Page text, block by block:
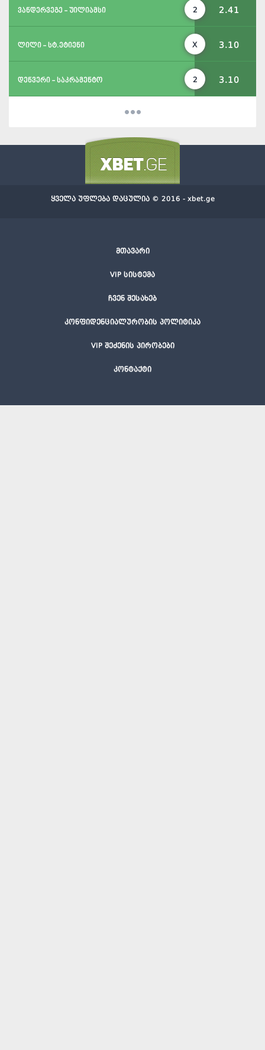
ვანდერვეგე - უილიამსი 2 2.41
ლილი - სტ.ეტიენი X 3.10
დენვერი - საკრამენტო 2 3.10
მთავარი
VIP სისტემა
ჩვენ შესახებ
კონფიდენციალურობის პოლიტიკა
VIP შეძენის პირობები
კონტაქტი
ყველა უფლება დაცულია © 2016 - xbet.ge